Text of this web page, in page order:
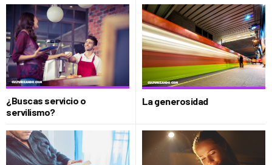
¿Buscas servicio o
servilismo?
La generosidad